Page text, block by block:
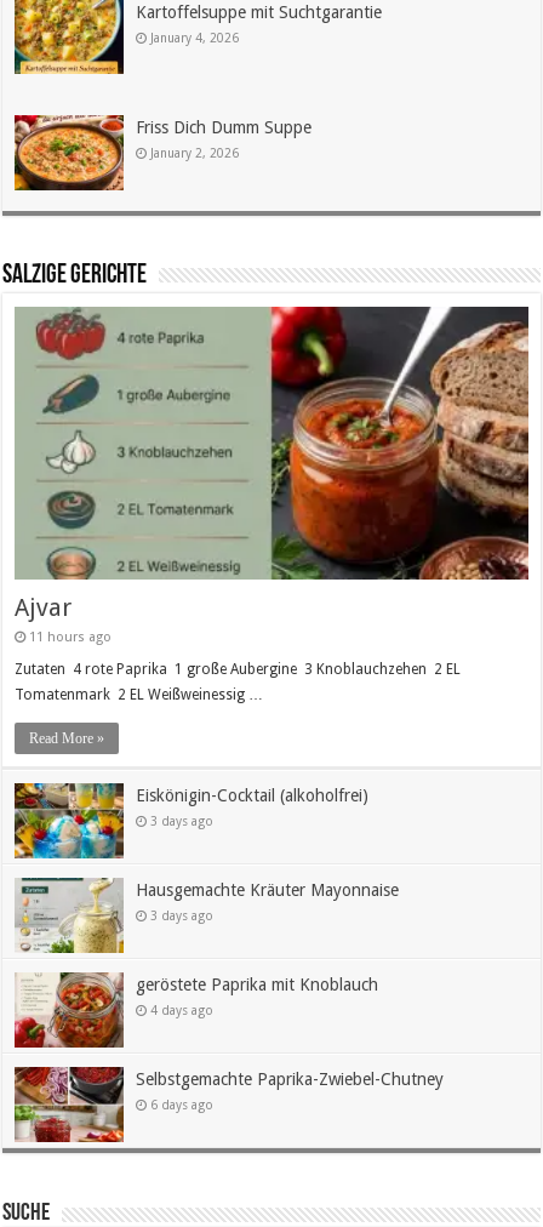
Kartoffelsuppe mit Suchtgarantie
January 4, 2026
Friss Dich Dumm Suppe
January 2, 2026
SALZIGE GERICHTE
Ajvar
11 hours ago
Zutaten 4 rote Paprika 1 große Aubergine 3 Knoblauchzehen 2 EL
Tomatenmark 2 EL Weißweinessig …
Read More »
Eiskönigin-Cocktail (alkoholfrei)
3 days ago
Hausgemachte Kräuter Mayonnaise
3 days ago
geröstete Paprika mit Knoblauch
4 days ago
Selbstgemachte Paprika-Zwiebel-Chutney
6 days ago
SUCHE